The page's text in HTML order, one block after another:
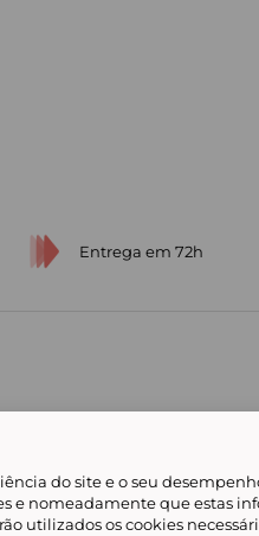
Entrega em 72h
do site e o seu
e nomeadamente que estas
utilizados os cookies